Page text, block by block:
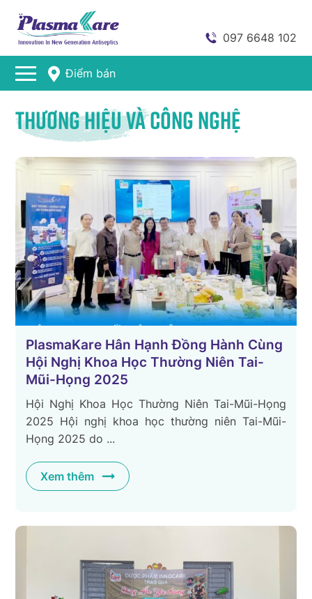
097 6648 102
Điểm bán
Thương hiệu và Công nghệ
PlasmaKare Hân Hạnh Đồng Hành Cùng
Hội Nghị Khoa Học Thường Niên Tai-
Mũi-Họng 2025
Hội Nghị Khoa Học Thường Niên Tai-Mũi-Họng
2025 Hội nghị khoa học thường niên Tai-Mũi-
Họng 2025 do ...
Xem thêm